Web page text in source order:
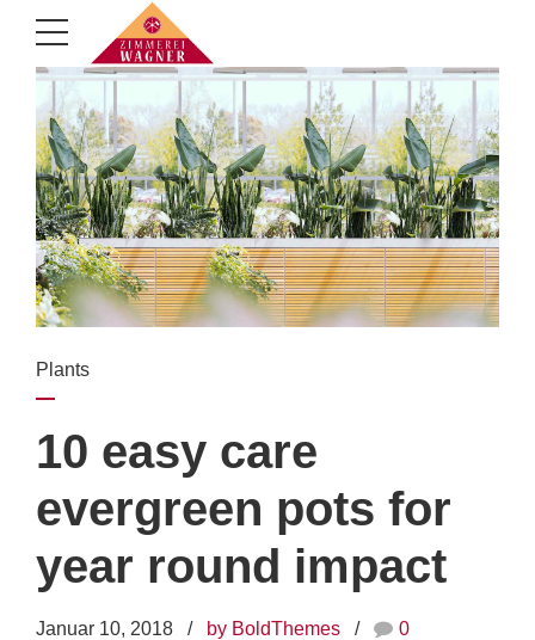
Plants
10 easy care
evergreen pots for
year round impact
Januar 10, 2018 by BoldThemes 0